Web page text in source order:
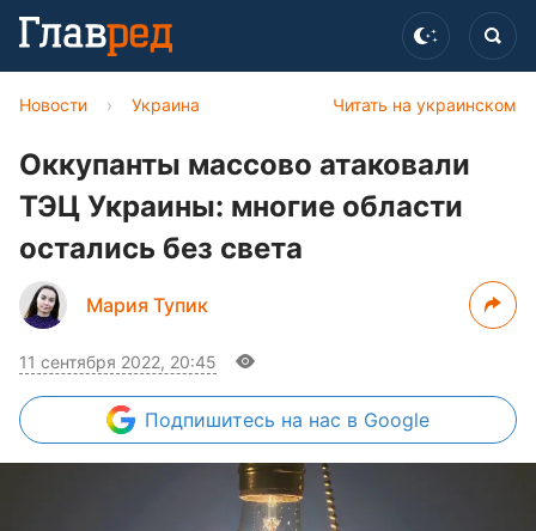
Читать на украинском
Новости › Украина
Оккупанты массово атаковали
ТЭЦ Украины: многие области
остались без света
Мария Тупик
11 сентября 2022, 20:45
Подпишитесь на нас в Google